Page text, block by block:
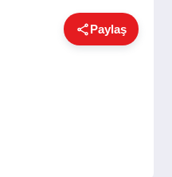
Paylaş